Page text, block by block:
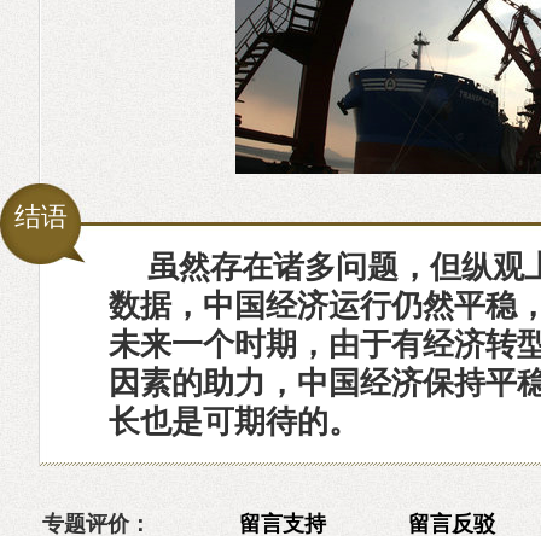
结语
虽然存在诸多问题，但纵观
数据，中国经济运行仍然平稳
未来一个时期，由于有经济转
因素的助力，中国经济保持平
长也是可期待的。
专题评价： 留言支持 留言反驳